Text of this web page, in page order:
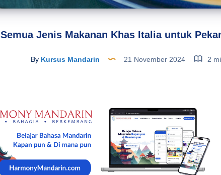
Semua Jenis Makanan Khas Italia untuk
By Kursus Mandarin 21 November 2024 2